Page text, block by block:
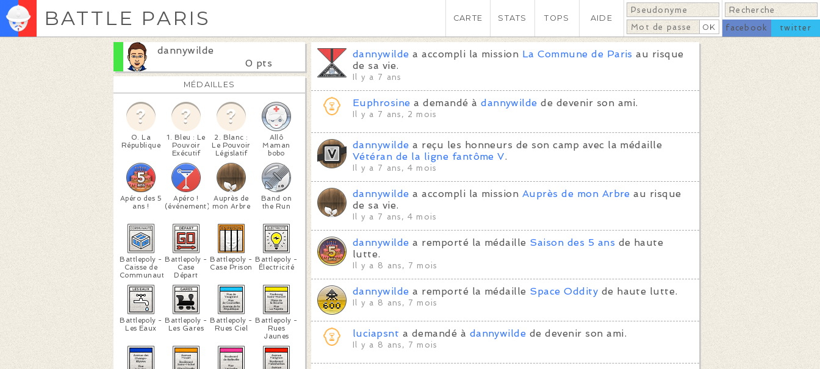
BATTLE PARIS CARTE STATS TOPS
AIDE
facebook
twitter
dannywilde
0 pts
MÉDAILLES
0. La
République
1. Bleu : Le
Pouvoir
Exécutif
2. Blanc :
Le Pouvoir
Législatif
Allô
Maman
bobo
Apéro des 5
ans !
Apéro !
(événement)
Auprès de
mon Arbre
Band on
the Run
Battlepoly -
Caisse de
Communauté
Battlepoly -
Case
Départ
Battlepoly -
Case Prison
Battlepoly -
Électricité
Battlepoly -
Les Eaux
Battlepoly -
Les Gares
Battlepoly -
Rues Ciel
Battlepoly -
Rues
Jaunes
dannywilde a accompli la mission La Commune de Paris au risque
de sa vie.
Il y a 7 ans
Euphrosine a demandé àdannywilde de devenir son ami.
Il y a 7 ans, 2 mois
dannywilde a reçu les honneurs de son camp avec la médaille
Vétéran de la ligne fantôme V.
Il y a 7 ans, 4 mois
dannywilde a accompli la mission Auprès de mon Arbre au risque
de sa vie.
Il y a 7 ans, 4 mois
dannywilde a remporté la médaille Saison des 5 ans de haute
lutte.
Il y a 8 ans, 7 mois
dannywilde a remporté la médaille Space Oddity de haute lutte.
Il y a 8 ans, 7 mois
luciapsnt a demandé à dannywilde de devenir son ami.
Il y a 8 ans, 7 mois